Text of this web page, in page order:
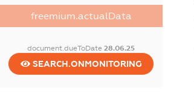
freemium.actualData
document.dueToDate28.06.25
SEARCH.ONMONITORING